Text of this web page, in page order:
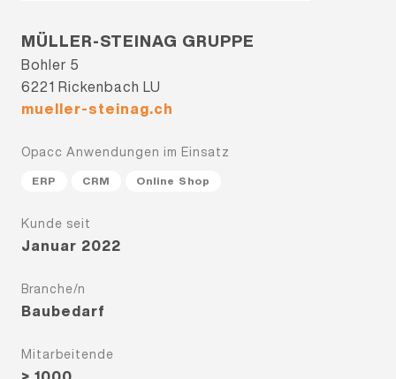
MÜLLER-STEINAG GRUPPE
Bohler 5
6221 Rickenbach LU
mueller-steinag.ch
Opacc Anwendungen im Einsatz
ERP CRM Online Shop
Kunde seit
Januar 2022
Branche/n
Baubedarf
Mitarbeitende